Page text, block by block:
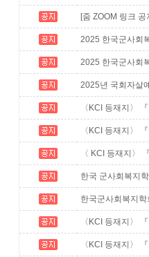
[줌 ZOOM 링크
2025 한국군사회
2025 한국군사회
2025년 국회자살
〈KCI 등재지〉
〈KCI 등재지〉
〈 KCI 등재지〉
한국 군사회복지
한국군사회복지
〈KCI 등재지〉
〈KCI 등재지〉